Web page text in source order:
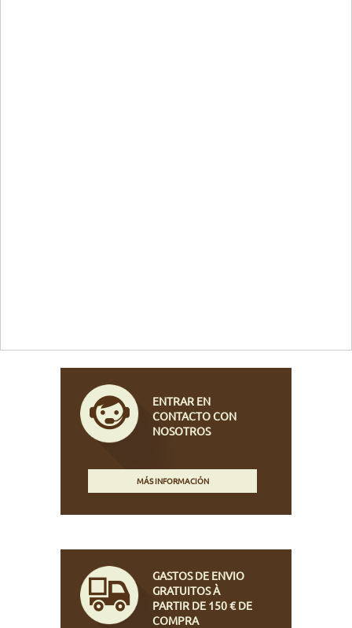
ENTRAR EN
CONTACTO CON
NOSOTROS
MÁS INFORMACIÓN
GASTOS DE ENVIO
GRATUITOS À
PARTIR DE 150 € DE
COMPRA